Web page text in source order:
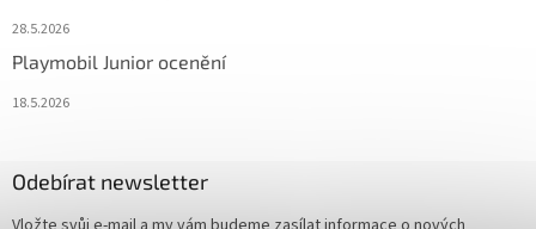
28.5.2026
Playmobil Junior ocenění
18.5.2026
Odebírat newsletter